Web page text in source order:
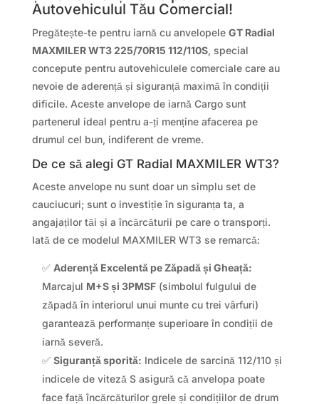
Autovehiculul Tău Comercial!
Pregătește-te pentru iarnă cu anvelopele GT Radial
MAXMILER WT3 225/70R15 112/110S, special
concepute pentru autovehiculele comerciale care au
nevoie de aderență și siguranță maximă în condiții
dificile. Aceste anvelope de iarnă Cargo sunt
partenerul ideal pentru a-ți menține afacerea pe
drumul cel bun, indiferent de vreme.
De ce să alegi GT Radial MAXMILER WT3?
Aceste anvelope nu sunt doar un simplu set de
cauciucuri; sunt o investiție în siguranța ta, a
angajaților tăi și a încărcăturii pe care o transporți.
Iată de ce modelul MAXMILER WT3 se remarcă:
✅ Aderență Excelentă pe Zăpadă și Gheață:
Marcajul M+S și 3PMSF(simbolul fulgului de
zăpadă în interiorul unui munte cu trei vârfuri)
garantează performanțe superioare în condiții de
iarnă severă.
✅ Siguranță sporită: Indicele de sarcină 112/110 și
indicele de viteză S asigură că anvelopa poate
face față încărcăturilor grele și condițiilor de drum